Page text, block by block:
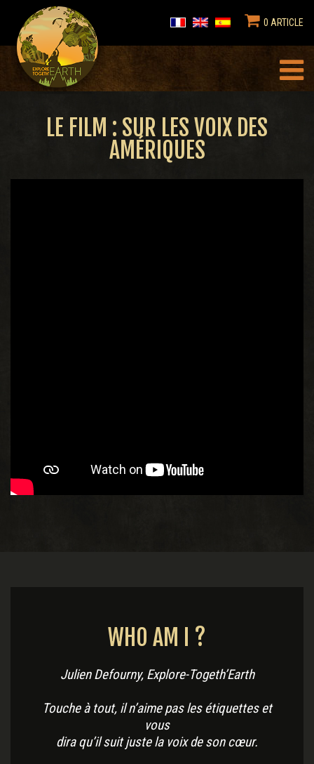
0 ARTICLE
LE FILM : SUR LES VOIX DES
AMÉRIQUES
WHO AM I ?
Julien Defourny, Explore-Togeth’Earth
Touche à tout, il n’aime pas les étiquettes et
vous
dira qu’il suit juste la voix de son cœur.